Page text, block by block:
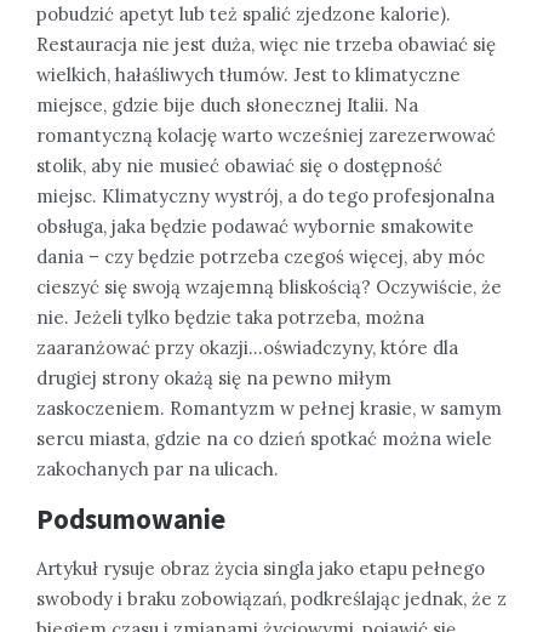
pobudzić apetyt lub też spalić zjedzone kalorie).
Restauracja nie jest duża, więc nie trzeba obawiać się
wielkich, hałaśliwych tłumów. Jest to klimatyczne
miejsce, gdzie bije duch słonecznej Italii. Na
romantyczną kolację warto wcześniej zarezerwować
stolik, aby nie musieć obawiać się o dostępność
miejsc. Klimatyczny wystrój, a do tego profesjonalna
obsługa, jaka będzie podawać wybornie smakowite
dania – czy będzie potrzeba czegoś więcej, aby móc
cieszyć się swoją wzajemną bliskością? Oczywiście, że
nie. Jeżeli tylko będzie taka potrzeba, można
zaaranżować przy okazji…oświadczyny, które dla
drugiej strony okażą się na pewno miłym
zaskoczeniem. Romantyzm w pełnej krasie, w samym
sercu miasta, gdzie na co dzień spotkać można wiele
zakochanych par na ulicach.
Podsumowanie
Artykuł rysuje obraz życia singla jako etapu pełnego
swobody i braku zobowiązań, podkreślając jednak, że z